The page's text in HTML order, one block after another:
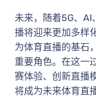
未来，随着5G、AI
播将迎来更加多样
为体育直播的基石
重要角色。在这一
赛体验、创新直播
将成为未来体育直